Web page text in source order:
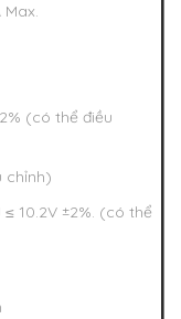
(có thể điều
chỉnh)
10.2V ±2%. (có thể